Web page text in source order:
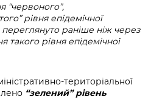
“червоного”,
рівня епідемічної
раніше ніж через
такого рівня епідемічної
територіальної
“зелений” рівень